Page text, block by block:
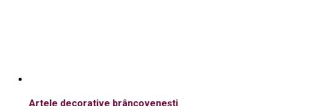
Artele decorative brâncovenești